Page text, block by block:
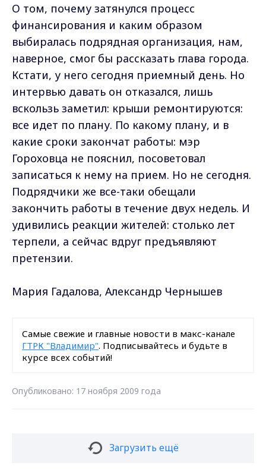
О том, почему затянулся процесс
финансирования и каким образом
выбиралась подрядная организация, нам,
наверное, смог бы рассказать глава города.
Кстати, у него сегодня приемный день. Но
интервью давать он отказался, лишь
вскользь заметил: крыши ремонтируются:
все идет по плану. По какому плану, и в
какие сроки закончат работы: мэр
Гороховца не пояснил, посоветовал
записаться к нему на прием. Но не сегодня.
Подрядчики же все-таки обещали
закончить работы в течение двух недель. И
удивились реакции жителей: столько лет
терпели, а сейчас вдруг предъявляют
претензии.
Мария Гадалова, Александр Чернышев
Самые свежие и главные новости в макс-канале
ГТРК "Владимир". Подписывайтесь и будьте в
курсе всех событий!
Опубликовано: 17 ноября 2009 года
Загрузить ещё